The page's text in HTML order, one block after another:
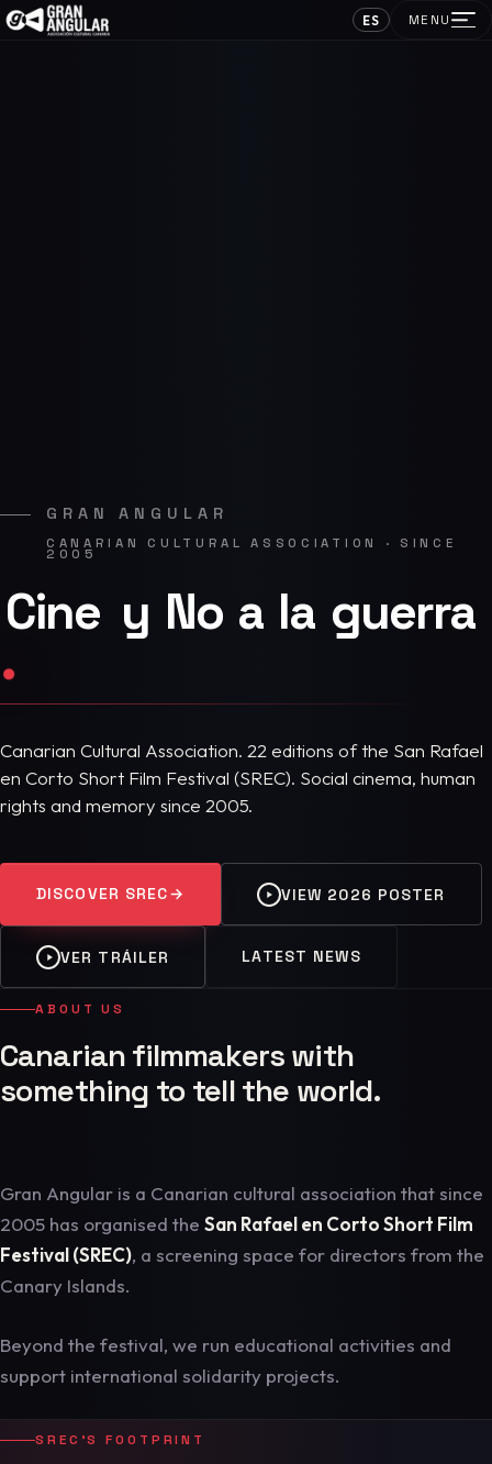
ES MENU
GRAN ANGULAR
CANARIAN CULTURAL ASSOCIATION · SINCE
2005
Cine y No a la guerra
.
Canarian Cultural Association. 22 editions of the San Rafael
en Corto Short Film Festival (SREC). Social cinema, human
rights and memory since 2005.
DISCOVER SREC→ VIEW 2026 POSTER
VER TRÁILER LATEST NEWS
ABOUT US
Canarian filmmakers with
something to tell the world.
Gran Angular is a Canarian cultural association that since
2005 has organised the San Rafael en Corto Short Film
Festival (SREC), a screening space for directors from the
Canary Islands.
Beyond the festival, we run educational activities and
support international solidarity projects.
SREC'S FOOTPRINT